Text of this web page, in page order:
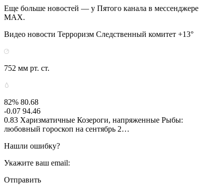
Еще больше новостей — у Пятого канала в мессенджере
MAX.
Видео новости Терроризм Следственный комитет +13°
752 мм рт. ст.
82% 80.68
-0.07 94.46
0.83 Харизматичные Козероги, напряженные Рыбы:
любовный гороскоп на сентябрь 2…
Нашли ошибку?
Укажите ваш email:
Отправить